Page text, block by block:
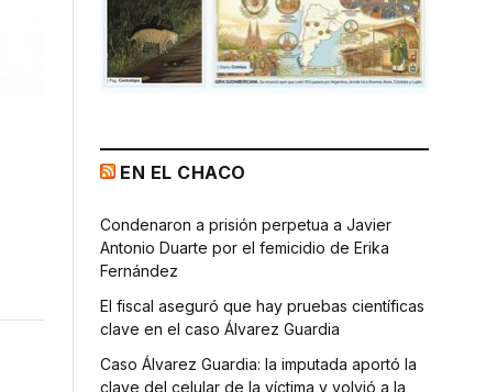
EN EL CHACO
Condenaron a prisión perpetua a Javier
Antonio Duarte por el femicidio de Erika
Fernández
El fiscal aseguró que hay pruebas científicas
clave en el caso Álvarez Guardia
Caso Álvarez Guardia: la imputada aportó la
clave del celular de la víctima y volvió a la